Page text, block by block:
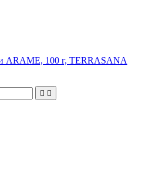
ARAME, 100 г, TERRASANA
 